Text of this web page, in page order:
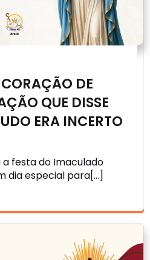
DE
QUE DISSE
ERA INCERTO
a festa do Imaculado
dia especial para[…]